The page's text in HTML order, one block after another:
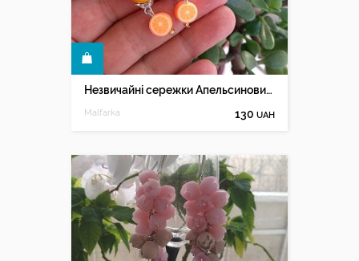
Незвичайні сережки Апельсиновий чай
Malfarka 130 UAH